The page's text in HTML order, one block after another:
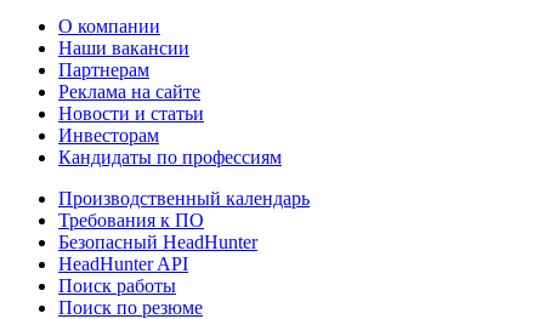
О компании
Наши вакансии
Партнерам
Реклама на сайте
Новости и статьи
Инвесторам
Кандидаты по профессиям
Производственный календарь
Требования к ПО
Безопасный HeadHunter
HeadHunter API
Поиск работы
Поиск по резюме